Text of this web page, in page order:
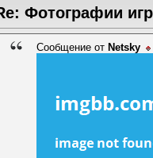
Фотографии
Сообщение от Netsky